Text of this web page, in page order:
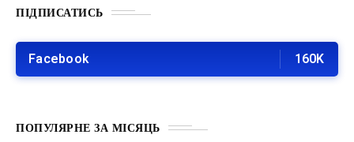
ПІДПИСАТИСЬ
Facebook 160K
ПОПУЛЯРНЕ ЗА МІСЯЦЬ